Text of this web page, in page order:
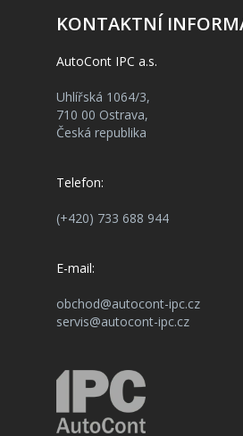
KONTAKTNÍ
AutoCont IPC a.s.
Uhlířská 1064/3,
710 00 Ostrava,
Česká republika
Telefon:
(+420) 733 688 944
E-mail:
obchod@autocont-ipc.cz
servis@autocont-ipc.cz